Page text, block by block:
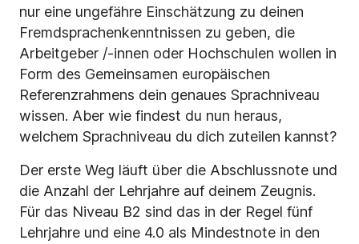
nur eine ungefähre Einschätzung zu deinen
Fremdsprachenkenntnissen zu geben, die
Arbeitgeber /-innen oder Hochschulen wollen in
Form des Gemeinsamen europäischen
Referenzrahmens dein genaues Sprachniveau
wissen. Aber wie findest du nun heraus,
welchem Sprachniveau du dich zuteilen kannst?
Der erste Weg läuft über die Abschlussnote und
die Anzahl der Lehrjahre auf deinem Zeugnis.
Für das Niveau B2 sind das in der Regel fünf
Lehrjahre und eine 4.0 als Mindestnote in den